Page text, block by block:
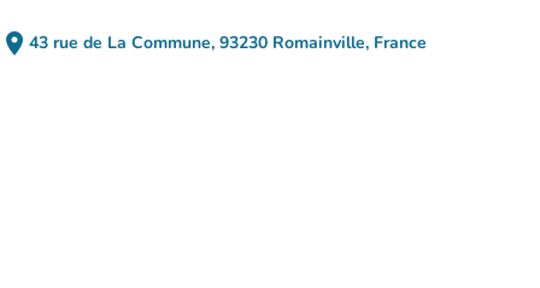
place 43 rue de La Commune, 93230 Romainville, France
(ouvrir dans Google Maps)
(nouvel onglet)